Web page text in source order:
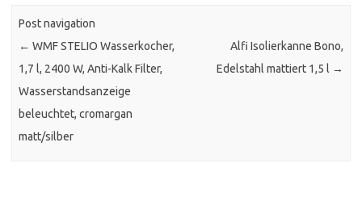
Post navigation
← WMF STELIO Wasserkocher,
1,7 l, 2400 W, Anti-Kalk Filter,
Wasserstandsanzeige
beleuchtet, cromargan
matt/silber
Alfi Isolierkanne Bono,
Edelstahl mattiert 1,5 l →